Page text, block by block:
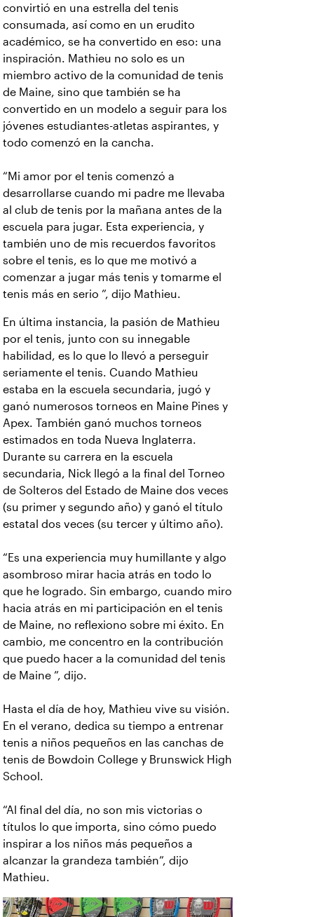
convirtió en una estrella del tenis
consumada, así como en un erudito
académico, se ha convertido en eso: una
inspiración. Mathieu no solo es un
miembro activo de la comunidad de tenis
de Maine, sino que también se ha
convertido en un modelo a seguir para los
jóvenes estudiantes-atletas aspirantes, y
todo comenzó en la cancha.
“Mi amor por el tenis comenzó a
desarrollarse cuando mi padre me llevaba
al club de tenis por la mañana antes de la
escuela para jugar. Esta experiencia, y
también uno de mis recuerdos favoritos
sobre el tenis, es lo que me motivó a
comenzar a jugar más tenis y tomarme el
tenis más en serio ”, dijo Mathieu.
En última instancia, la pasión de Mathieu
por el tenis, junto con su innegable
habilidad, es lo que lo llevó a perseguir
seriamente el tenis. Cuando Mathieu
estaba en la escuela secundaria, jugó y
ganó numerosos torneos en Maine Pines y
Apex. También ganó muchos torneos
estimados en toda Nueva Inglaterra.
Durante su carrera en la escuela
secundaria, Nick llegó a la final del Torneo
de Solteros del Estado de Maine dos veces
(su primer y segundo año) y ganó el título
estatal dos veces (su tercer y último año).
“Es una experiencia muy humillante y algo
asombroso mirar hacia atrás en todo lo
que he logrado. Sin embargo, cuando miro
hacia atrás en mi participación en el tenis
de Maine, no reflexiono sobre mi éxito. En
cambio, me concentro en la contribución
que puedo hacer a la comunidad del tenis
de Maine ”, dijo.
Hasta el día de hoy, Mathieu vive su visión.
En el verano, dedica su tiempo a entrenar
tenis a niños pequeños en las canchas de
tenis de Bowdoin College y Brunswick High
School.
“Al final del día, no son mis victorias o
títulos lo que importa, sino cómo puedo
inspirar a los niños más pequeños a
alcanzar la grandeza también”, dijo
Mathieu.